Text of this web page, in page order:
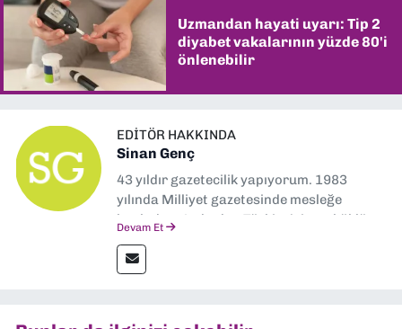
Uzmandan hayati uyarı: Tip 2
diyabet vakalarının yüzde 80'i
önlenebilir
EDITÖR HAKKINDA
Sinan Genç
43 yıldır gazetecilik yapıyorum. 1983
yılında Milliyet gazetesinde mesleğe
başladım. Ardından Türkiye’nin en köklü
muhabir, editör, müdür yardımcısı ve spor
müdürü olarak görev yaptım. Ayrıca Yeni
Devam Et